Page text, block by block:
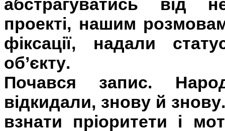
абстрагуватись від
проекті, нашим
фіксації, надали
об’єкту.
Почався запис.
відкидали, знову й
взнати пріоритети і